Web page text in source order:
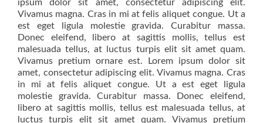
ipsum dolor sit amet, consectetur adipiscing elit.
Vivamus magna. Cras in mi at felis aliquet congue. Ut a
est eget ligula molestie gravida. Curabitur massa.
Donec eleifend, libero at sagittis mollis, tellus est
malesuada tellus, at luctus turpis elit sit amet quam.
Vivamus pretium ornare est. Lorem ipsum dolor sit
amet, consectetur adipiscing elit. Vivamus magna. Cras
in mi at felis aliquet congue. Ut a est eget ligula
molestie gravida. Curabitur massa. Donec eleifend,
libero at sagittis mollis, tellus est malesuada tellus, at
luctus turpis elit sit amet quam. Vivamus pretium